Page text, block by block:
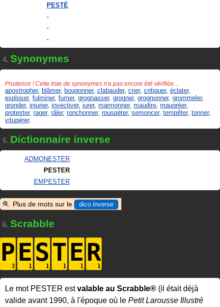
PESTÉ
-
-
-
4. Synonymes
Prudence ! Cette liste de synonymes n'a pas encore été vérifiée…
apostropher, blâmer, bougonner, clabauder, crier, critiquer, éclater,
exploser, fulminer, fumer, grognasser, grogner, grognonner, grommeler,
gronder, injurier, invectiver, jurer, marmonner, maudire maugréer,
protester, rager, râler, ronchonner, rouspéter, semoncer, tempêter, tonner,
vitupérer.
5. Dictionnaire inverse
ADMONESTER
PESTER
EMPESTER
Plus de mots sur le dico inverse
6. Scrabble
PESTER
Le mot PESTER estvalable au Scrabble® (il était déjà
valide avant 1990, à l'époque où le Petit Larousse Illustré